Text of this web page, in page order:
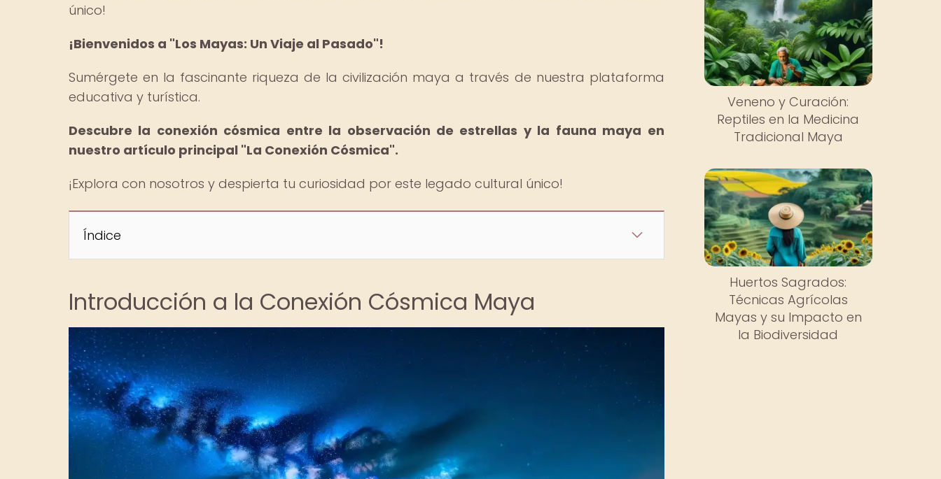
único!
¡Bienvenidos a "Los Mayas: Un Viaje al Pasado"!
Sumérgete en la fascinante riqueza de la civilización maya a través de nuestra plataforma
educativa y turística.
Descubre la conexión cósmica entre la observación de estrellas y la fauna maya en
nuestro artículo principal "La Conexión Cósmica".
¡Explora con nosotros y despierta tu curiosidad por este legado cultural único!
Índice
Introducción a la Conexión Cósmica Maya
Veneno y Curación:
Reptiles en la Medicina
Tradicional Maya
Huertos Sagrados:
Técnicas Agrícolas
Mayas y su Impacto en
la Biodiversidad